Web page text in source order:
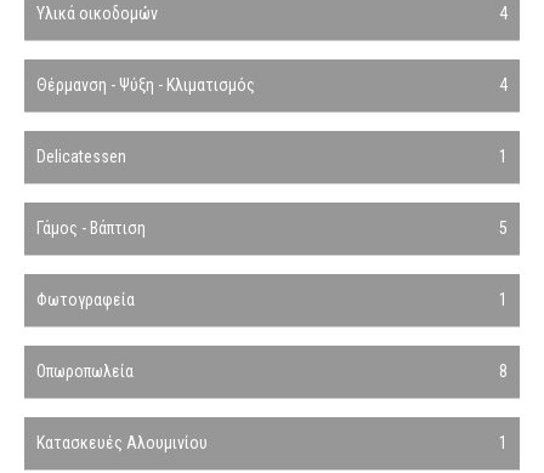
Υλικά οικοδομών 4
Θέρμανση - Ψύξη - Κλιματισμός 4
Delicatessen 1
Γάμος - Βάπτιση 5
Φωτογραφεία 1
Οπωροπωλεία 8
Κατασκευές Αλουμινίου 1